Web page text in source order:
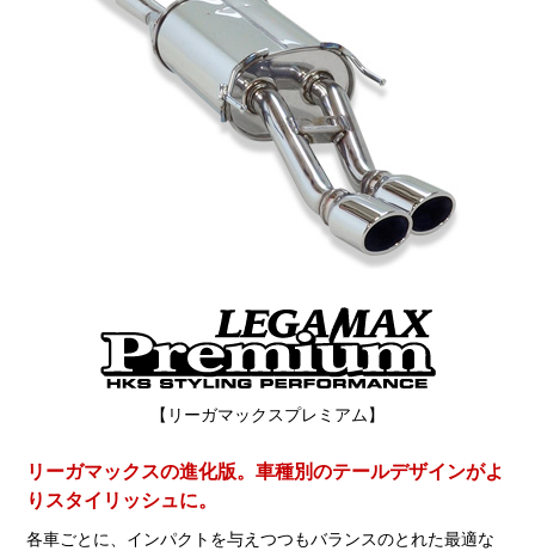
【リーガマックスプレミアム】
リーガマックスの進化版。車種別のテールデザインがよ
りスタイリッシュに。
各車ごとに、インパクトを与えつつもバランスのとれた最適な